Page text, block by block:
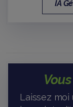
IA
Laissez